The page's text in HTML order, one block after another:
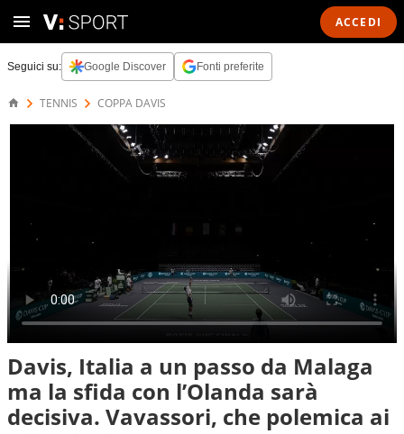
ACCEDI
Seguici su: Google Discover Fonti preferite
TENNIS COPPA DAVIS
Davis, Italia a un passo da Malaga
ma la sfida con l’Olanda sarà
decisiva. Vavassori, che polemica ai